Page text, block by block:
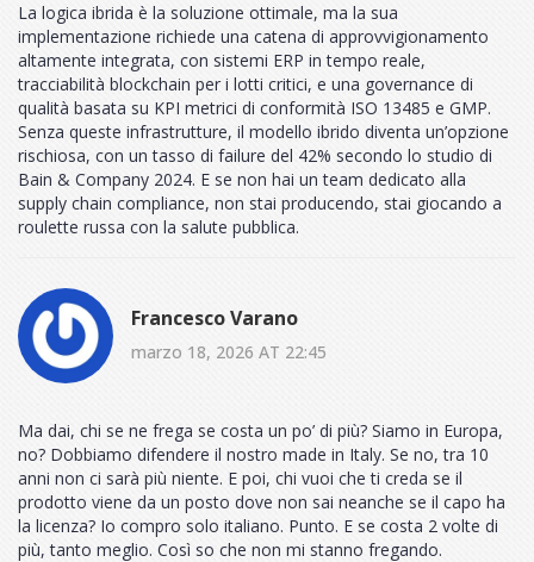
La logica ibrida è la soluzione ottimale, ma la sua
implementazione richiede una catena di approvvigionamento
altamente integrata, con sistemi ERP in tempo reale,
tracciabilità blockchain per i lotti critici, e una governance di
qualità basata su KPI metrici di conformità ISO 13485 e GMP.
Senza queste infrastrutture, il modello ibrido diventa un’opzione
rischiosa, con un tasso di failure del 42% secondo lo studio di
Bain & Company 2024. E se non hai un team dedicato alla
supply chain compliance, non stai producendo, stai giocando a
roulette russa con la salute pubblica.
Francesco Varano
marzo 18, 2026 AT 22:45
Ma dai, chi se ne frega se costa un po’ di più? Siamo in Europa,
no? Dobbiamo difendere il nostro made in Italy. Se no, tra 10
anni non ci sarà più niente. E poi, chi vuoi che ti creda se il
prodotto viene da un posto dove non sai neanche se il capo ha
la licenza? Io compro solo italiano. Punto. E se costa 2 volte di
più, tanto meglio. Così so che non mi stanno fregando.